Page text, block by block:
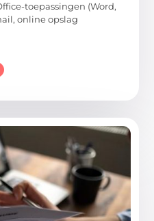
toepassingen (Word,
online opslag